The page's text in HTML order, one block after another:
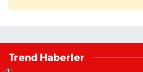
Trend Haberler